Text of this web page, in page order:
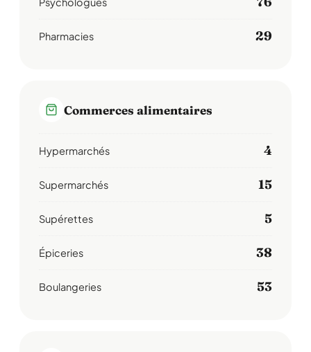
Pharmacies 29
Commerces alimentaires
Hypermarchés 4
Supermarchés 15
Supérettes 5
Épiceries 38
Boulangeries 53